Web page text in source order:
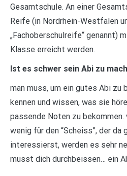
Gesamtschule. An einer
Reife (in Nordrhein-Westfalen
„Fachoberschulreife“ genannt)
Klasse erreicht werden.
Ist es schwer sein Abi zu
man muss, um ein gutes Abi zu
kennen und wissen, was sie
passende Noten zu bekommen.
wenig für den “Scheiss”, der da
interessierst, werden es sehr
musst dich durchbeissen… ein